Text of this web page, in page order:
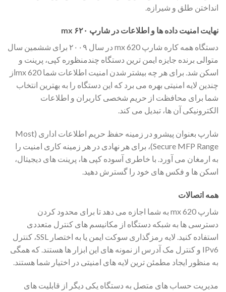
انداختن طلق و شیرازه.
نهایت امنیت داده ها و اطلاعات در شارپ ۶۲۰ mx
دستگاه همه کاره شارپ mx 620 در سال ۲۰۰۹ برای ششمین سال
متوالی برنده جایزه ایمن ترین دستگاه چندمنظوره کپی، پرینت و
اسکن شد. برای هر چه بیشتر شدن امنیت اطلاعات شما mx 620از
چندین لایه امنیتی بهره می برد که این دستگاه را به بهترین انتخاب
شما برای محافظت از حریم شخصی کاربران و اطلاعات
الکترونیکی آن ها، تبدیل می کند.
شارپ بعنوان پیشرو در زمینه حفظ حریم اطلاعات اداری (Most
Secure MFP Range)، برای هر نهادی در هر زمینه کاری امنیت را
به ارمغان می آورد. با خاطری آسوده کپی ها، پرینت های دیجیتال،
اسکن ها و فکس های خود را گسترش دهید.
همه اتصالات
شارپ mx 620 به شما اجازه می دهد تا برای محدود کردن
دسترسی ها به شبکه دستگاه از مکانیسم های کنترل متعددی
استفاده کنید. لایه رمزگذاری سوکت ایمن یا به اختصار SSL، کنترل
IPv6 و کنترل مک آدرس از نمونه های این ابزار ها هستند. که همگی
به منظور ایجاد مطمئن ترین لایه های امنیتی در اختیار شما هستند.
مدیریت حساب های متصل به دستگاه یکی دیگر از قابلیت های